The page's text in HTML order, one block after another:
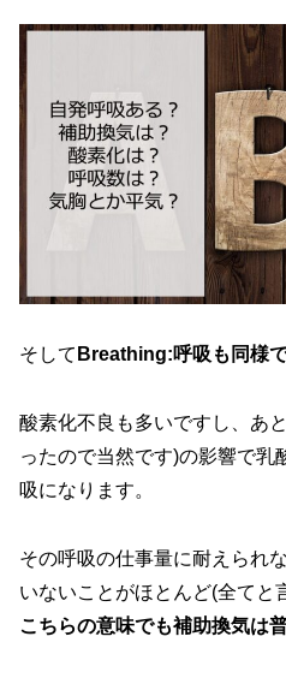
そして Breathing:呼吸も同様で
酸素化不良も多いですし、あ
ったので当然です)の影響で乳
吸になります。
その呼吸の仕事量に耐えられ
いないことがほとんど(全てと
こちらの意味でも補助換気は